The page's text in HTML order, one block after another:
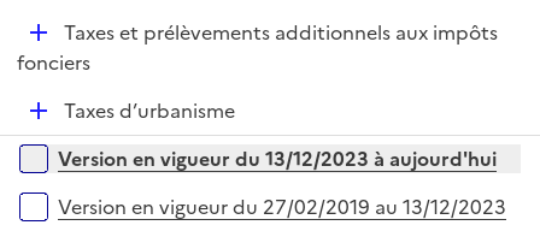
e
r
l
i
e
r
p
l
i
e
r
D
é
e
r
Taxes et prélèvements additionnels aux impôts
fonciers
D
é
p
Taxes d’urbanisme
Versions sur la période
Version en vigueur du 13/12/2023 à aujourd'hui
Version en vigueur du 27/02/2019 au 13/12/2023